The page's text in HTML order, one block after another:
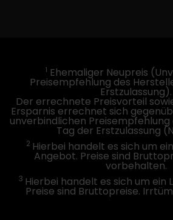
1 Ehemaliger Neupreis
Preisempfehlung des
Erstzulassung).
Der errechnete Preisvorteil
Ersparnis errechnet sich
unverbindlichen
Tag der Erstzulassung
2 Hierbei handelt es sich um
Angebot. Preise sind
vorbehalten.
3 Hierbei handelt es sich um ein
Preise sind Bruttopreise.